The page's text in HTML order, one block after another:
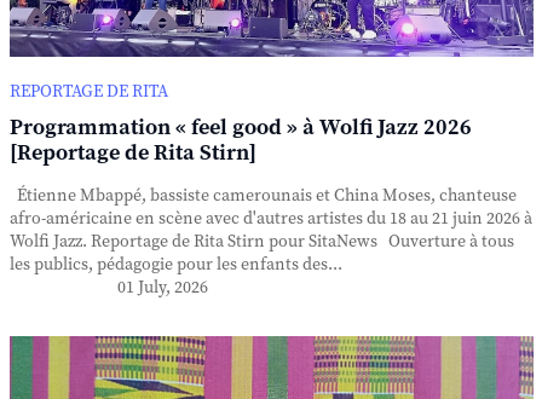
REPORTAGE DE RITA
Programmation « feel good » à Wolfi Jazz 2026
[Reportage de Rita Stirn]
Étienne Mbappé, bassiste camerounais et China Moses, chanteuse
afro-américaine en scène avec d'autres artistes du 18 au 21 juin 2026 à
Wolfi Jazz. Reportage de Rita Stirn pour SitaNews Ouverture à tous
les publics, pédagogie pour les enfants des...
01 July, 2026